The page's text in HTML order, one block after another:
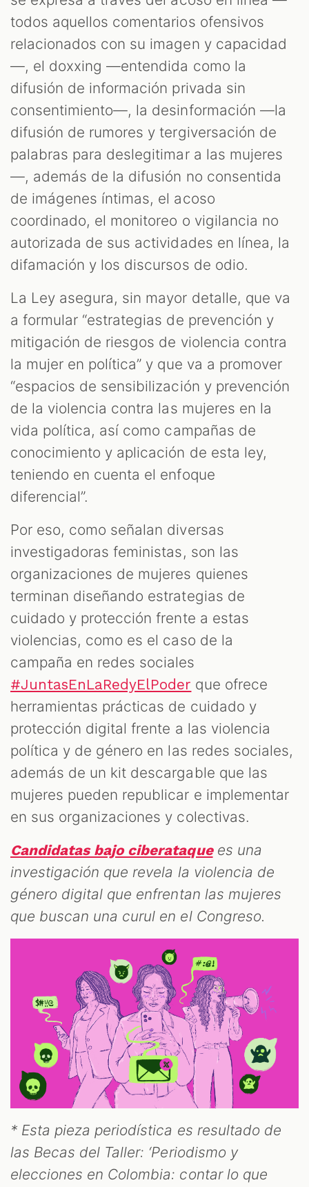
todos aquellos comentarios ofensivos
relacionados con su imagen y capacidad
—, el doxxing —entendida como la
difusión de información privada sin
consentimiento—, la desinformación —la
difusión de rumores y tergiversación de
palabras para deslegitimar a las mujeres
—, además de la difusión no consentida
de imágenes íntimas, el acoso
coordinado, el monitoreo o vigilancia no
autorizada de sus actividades en línea, la
difamación y los discursos de odio.
La Ley asegura, sin mayor detalle, que va
a formular “estrategias de prevención y
mitigación de riesgos de violencia contra
la mujer en política” y que va a promover
“espacios de sensibilización y prevención
de la violencia contra las mujeres en la
vida política, así como campañas de
conocimiento y aplicación de esta ley,
teniendo en cuenta el enfoque
diferencial”.
Por eso, como señalan diversas
investigadoras feministas, son las
organizaciones de mujeres quienes
terminan diseñando estrategias de
cuidado y protección frente a estas
violencias, como es el caso de la
campaña en redes sociales
#JuntasEnLaRedyElPoder que ofrece
herramientas prácticas de cuidado y
protección digital frente a las violencia
política y de género en las redes sociales,
además de un kit descargable que las
mujeres pueden republicar e implementar
en sus organizaciones y colectivas.
Candidatas bajo ciberataquees una
investigación que revela la violencia de
género digital que enfrentan las mujeres
que buscan una curul en el Congreso.
* Esta pieza periodística es resultado de
las Becas del Taller: ‘Periodismo y
elecciones en Colombia: contar lo que